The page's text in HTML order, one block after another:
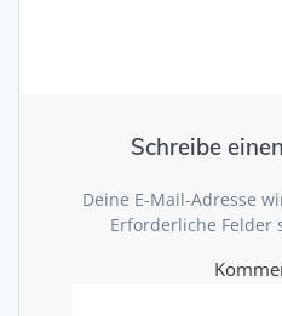
Schreibe
Deine E-Mail-Adresse
Erforderliche Felder